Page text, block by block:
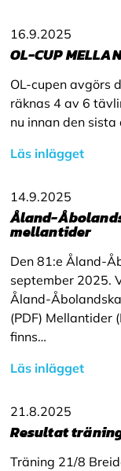
16.9.2025
OL-CUP
OL-cupen avgörs
räknas 4 av 6
nu innan den
Läs inlägget
14.9.2025
Åland-
mellantider
Den 81:e Åland-
september 2025.
Åland-
(PDF) Mellantider
finns…
Läs inlägget
21.8.2025
Resultat
Träning 21/8